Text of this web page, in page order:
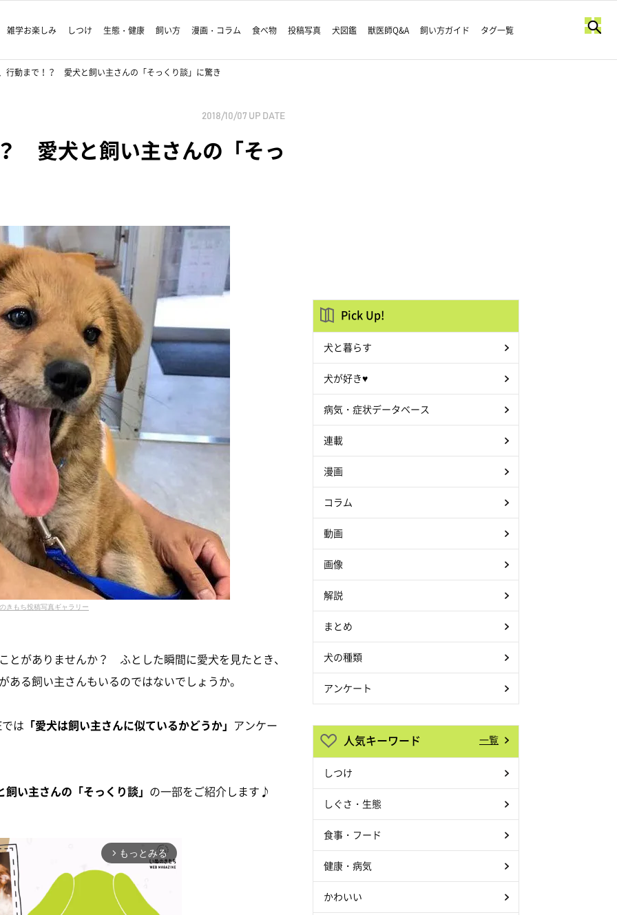
雑学お楽しみ しつけ 生態・健康 飼い方 漫画・コラム 食べ物 投稿写真 犬図鑑 獣医師Q&A 飼い方ガイド タグ一覧
行動まで！？ 愛犬と飼い主さんの「そっくり談」に驚き
2018/10/07 UP DATE
愛犬と飼い主さんの「そっ
きもち投稿写真ギャラリー
とがありませんか？ ふとした瞬間に愛犬を見たとき、
る飼い主さんもいるのではないでしょうか。
は 「愛犬は飼い主さんに似ているかどうか」 アンケー
飼い主さんの「そっくり談」 の一部をご紹介します♪
arrow_forward_ios もっとみる
Pick Up!
犬と暮らす
犬が好き♥
病気・症状データベース
連載
漫画
コラム
動画
画像
解説
まとめ
犬の種類
アンケート
人気キーワード 一覧
しつけ
しぐさ・生態
食事・フード
健康・病気
かわいい